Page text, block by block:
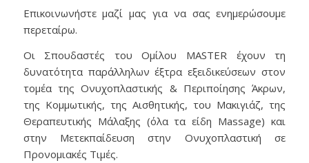
Επικοινωνήστε μαζί μας για να σας ενημερώσουμε
περεταίρω.
Οι Σπουδαστές του Ομίλου MASTER έχουν τη
δυνατότητα παράλληλων έξτρα εξειδικεύσεων στον
τομέα της Ονυχοπλαστικής & Περιποίησης Άκρων,
της Κομμωτικής, της Αισθητικής, του Μακιγιάζ, της
Θεραπευτικής Μάλαξης (όλα τα είδη Massage) και
στην Μετεκπαίδευση στην Ονυχοπλαστική σε
Προνομιακές Τιμές.